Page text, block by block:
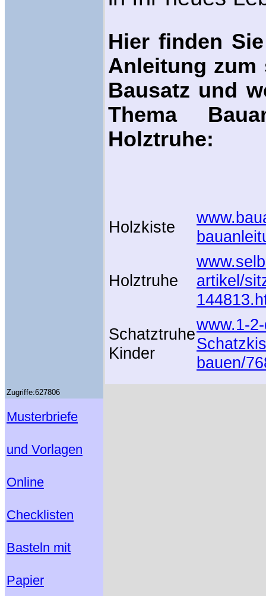
Hier finden
Anleitung zum
Bausatz und
Thema
Holztruhe:
Holzkiste
Holztruhe
artikel/
Schatztruhe
Kinder
www.1-
bauen/
Zugriffe:627806
Musterbriefe
und Vorlagen
Online
Checklisten
Basteln mit
Papier